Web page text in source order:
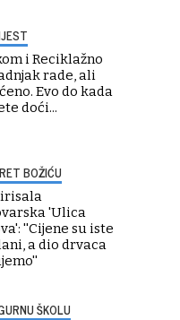
i Reciklažno
rade, ali
Evo do kada
doći...
BOŽIĆU
'Ulica
''Cijene su iste
a dio drvaca
ŠKOLU